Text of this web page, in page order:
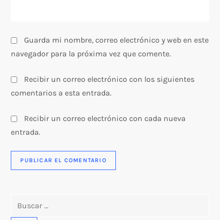
Guarda mi nombre, correo electrónico y web en este
navegador para la próxima vez que comente.
Recibir un correo electrónico con los siguientes
comentarios a esta entrada.
Recibir un correo electrónico con cada nueva
entrada.